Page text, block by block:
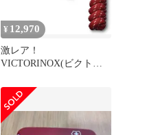
¥ 12,970
激レア！
VICTORINOX(ビクトリ
ソウルメイト リミテッド
エディション ビクトリノ
ックス x アディダス リミ
テッドエディションスニ